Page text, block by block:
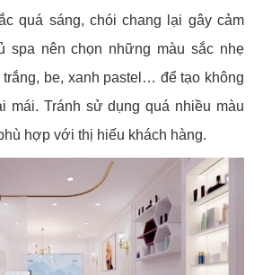
quá sáng, chói chang lại gây cảm
spa nên chọn những màu sắc nhẹ
be, xanh pastel… để tạo không
mái. Tránh sử dụng quá nhiều màu
hợp với thị hiếu khách hàng.